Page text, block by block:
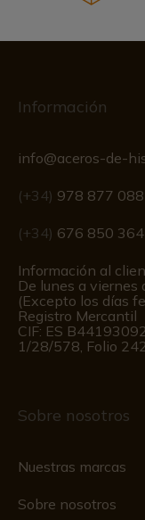
Información
info@aceros-de-
(+34) 978 877 088
(+34) 676 850 364
Información al
De lunes a viernes
(Excepto los días
Registro Mercantil
CIF: ES
1/28/578, Folio
Sobre nosotros
Nuestras marcas
Sobre nosotros